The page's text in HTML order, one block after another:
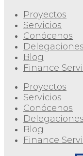
Proyectos
Servicios
Conócenos
Delegaciones
Blog
Finance
Proyectos
Servicios
Conócenos
Delegaciones
Blog
Finance